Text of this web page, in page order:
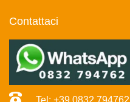
Contattaci